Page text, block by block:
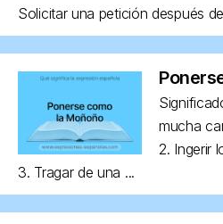
Solicitar una petición después
mucha
2. Ingerir
3. Tragar de una ...